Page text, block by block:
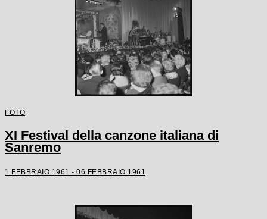
FOTO
XI Festival della canzone italiana di
Sanremo
1 FEBBRAIO 1961 - 06 FEBBRAIO 1961